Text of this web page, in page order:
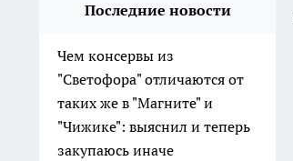
Последние новости
Чем консервы из
"Светофора" отличаются от
таких же в "Магните" и
"Чижике": выяснил и теперь
закупаюсь иначе